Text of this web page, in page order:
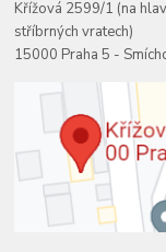
Křížová 2599/1 (na
stříbrných vratech)
15000 Praha 5 -